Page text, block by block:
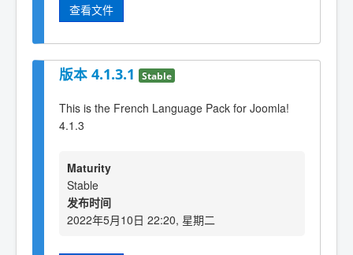
查看文件
版本 4.1.3.1 Stable
This is the French Language Pack for Joomla!
4.1.3
Maturity
Stable
发布时间
2022年5月10日 22:20, 星期二